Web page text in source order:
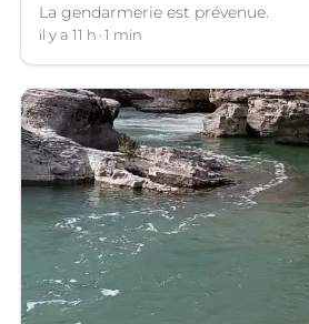
La gendarmerie est prévenue.
il y a 11 h 1 min